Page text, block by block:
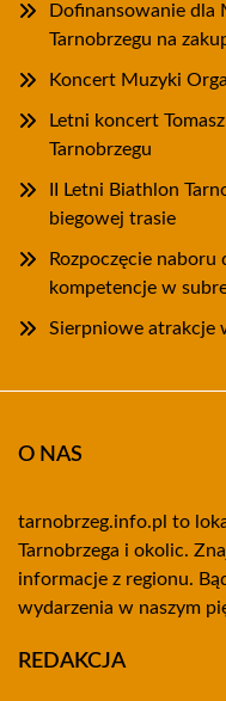
Dofinansowanie dla
Tarnobrzegu na
Koncert Muzyki
Letni koncert
Tarnobrzegu
II Letni Biathlon
biegowej trasie
Rozpoczęcie
kompetencje w
Sierpniowe atrakcje
O NAS
tarnobrzeg.info.pl to
Tarnobrzega i okolic.
informacje z regionu.
wydarzenia w naszym
REDAKCJA